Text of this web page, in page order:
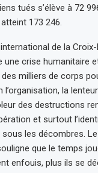
tués s’élève à 72
173 246.
de la
une crise humanitaire
milliers de corps
l’organisation, la
des destructions
et surtout
les décombres.
que le temps
enfouis, plus ils se